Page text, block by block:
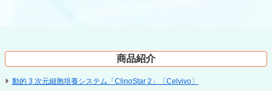
商品紹介
動的 3 次元細胞培養システム「ClinoStar 2」〔Celvivo〕